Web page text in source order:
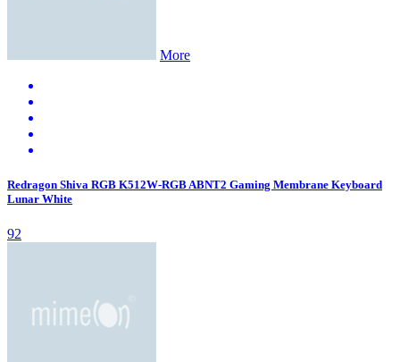
More
Redragon Shiva RGB K512W-RGB ABNT2 Gaming Membrane Keyboard
Lunar White
92